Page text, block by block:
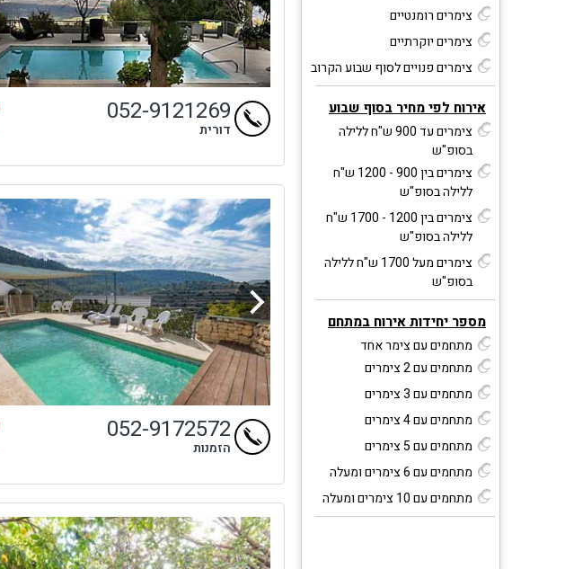
צימרים רומנטיים
צימרים יוקרתיים
צימרים פנויים לסוף שבוע הקרוב
אירוח לפי מחיר בסוף שבוע
צימרים עד 900 ש"ח ללילה
בסופ"ש
צימרים בין 900 - 1200 ש"ח
ללילה בסופ"ש
צימרים בין 1200 - 1700 ש"ח
ללילה בסופ"ש
צימרים מעל 1700 ש"ח ללילה
בסופ"ש
מספר יחידות אירוח במתחם
מתחמים עם צימר אחד
מתחמים עם 2 צימרים
מתחמים עם 3 צימרים
מתחמים עם 4 צימרים
מתחמים עם 5 צימרים
מתחמים עם 6 צימרים ומעלה
מתחמים עם 10 צימרים ומעלה
052-9121269
דורית
052-9172572
הזמנות